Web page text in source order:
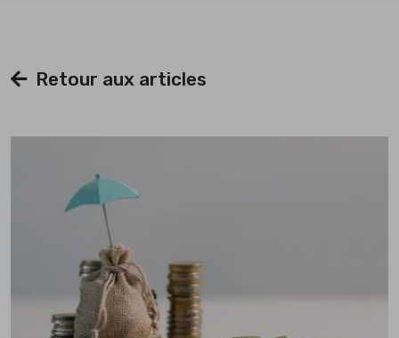
Retour aux articles